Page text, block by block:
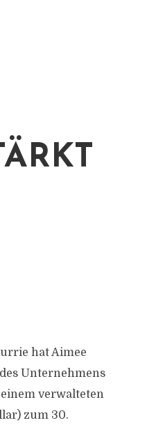
hat Aimee
Unternehmens
verwalteten
zum 30.